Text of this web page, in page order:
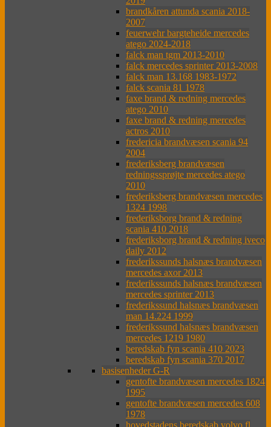
brandkåren attunda scania 2018-
2007
feuerwehr bargteheide mercedes
atego 2024-2018
falck man tgm 2013-2010
falck mercedes sprinter 2013-2008
falck man 13.168 1983-1972
falck scania 81 1978
faxe brand & redning mercedes
atego 2010
faxe brand & redning mercedes
actros 2010
fredericia brandvæsen scania 94
2004
frederiksberg brandvæsen
redningssprøjte mercedes atego
2010
frederiksberg brandvæsen mercedes
1324 1998
frederiksborg brand & redning
scania 410 2018
frederiksborg brand & redning iveco
daily 2012
frederikssunds halsnæs brandvæsen
mercedes axor 2013
frederikssunds halsnæs brandvæsen
mercedes sprinter 2013
frederikssund halsnæs brandvæsen
man 14.224 1999
frederikssund halsnæs brandvæsen
mercedes 1219 1980
beredskab fyn scania 410 2023
beredskab fyn scania 370 2017
basisenheder G-R
gentofte brandvæsen mercedes 1824
1995
gentofte brandvæsen mercedes 608
1978
hovedstadens beredskab volvo fl